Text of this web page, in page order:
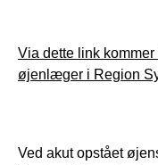
Via dette link
øjenlæger i Region
Ved akut opstået